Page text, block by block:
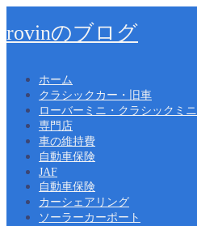
rovinのブログ
ホーム
クラシックカー・旧車
ローバーミニ・クラシックミニ
専門店
車の維持費
自動車保険
JAF
自動車保険
カーシェアリング
ソーラーカーポート